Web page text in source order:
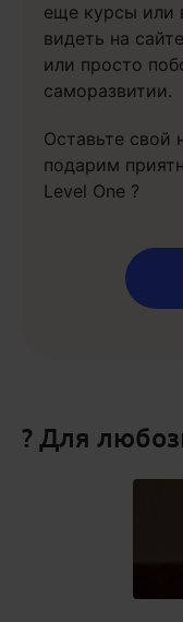
еще курсы или
видеть на
или просто
саморазвитии.
Оставьте свой
подарим
Level One ?
? Для